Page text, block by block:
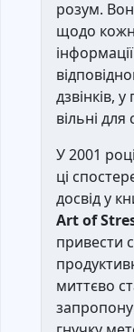
розум.
щодо
дзвінків,
вільні
У 2001
ці
досвід у
Art of
привести
миттєво